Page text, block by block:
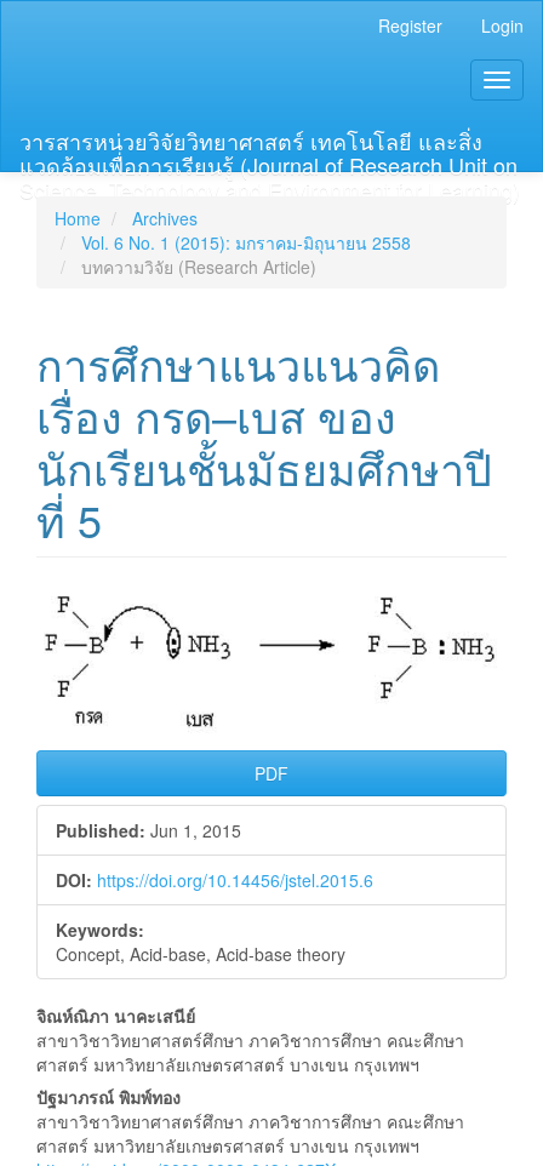
Register Login
วารสารหน่วยวิจัยวิทยาศาสตร์ เทคโนโลยี และสิ่ง
แวดล้อมเพื่อการเรียนรู้ (Journal of Research Unit on
Science, Technology and Environment for Learning)
Home
Archives
Vol. 6 No. 1 (2015): มกราคม-มิถุนายน 2558
บทความวิจัย (Research Article)
การศึกษาแนวแนวคิด
เรื่อง กรด–เบส ของ
นักเรียนชั้นมัธยมศึกษาปี
ที่ 5
Article
Sidebar
PDF
Published: Jun 1, 2015
DOI: https://doi.org/10.14456/jstel.2015.6
Keywords:
Concept, Acid-base, Acid-base theory
Main
Article
Content
จิณห์ณิภา นาคะเสนีย์
สาขาวิชาวิทยาศาสตร์ศึกษา ภาควิชาการศึกษา คณะศึกษา
ศาสตร์ มหาวิทยาลัยเกษตรศาสตร์ บางเขน กรุงเทพฯ
ปัฐมาภรณ์ พิมพ์ทอง
สาขาวิชาวิทยาศาสตร์ศึกษา ภาควิชาการศึกษา คณะศึกษา
ศาสตร์ มหาวิทยาลัยเกษตรศาสตร์ บางเขน กรุงเทพฯ